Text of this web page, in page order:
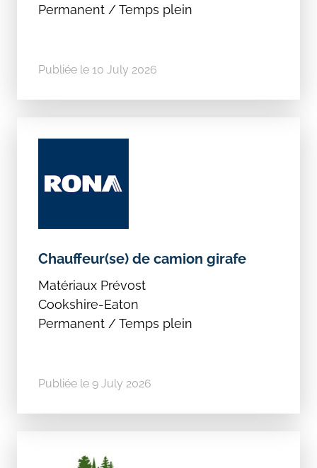
Permanent / Temps plein
Publiée le 10 July 2026
Chauffeur(se) de camion girafe
Matériaux Prévost
Cookshire-Eaton
Permanent / Temps plein
Publiée le 9 July 2026
for: